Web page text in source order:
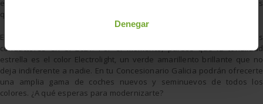
Denegar
elegancia y buscan ser menos llamativos, ya que de por sí son colches
que no pasan desapercibidos.
El futuro nos dirá cuales serán los colores preferidos por los
conductores en el 2021. Por el momento, parece que la tonalidad
estrella es el color Electrolight, un verde amarillento brillante que no
deja indiferente a nadie. En tu Concesionario Galicia podrán ofrecerte
una amplia gama de coches nuevos y seminuevos de todos los
colores. ¿A qué esperas para modernizarte?